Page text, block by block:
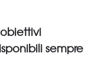
sempre